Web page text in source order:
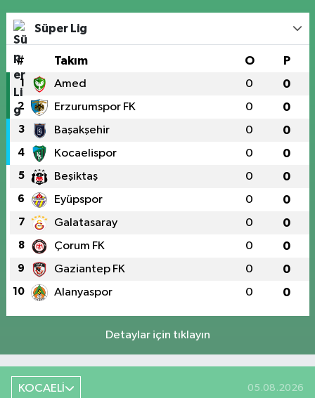
Süper Lig
# Takım O P
1 Amed 0 0
2 Erzurumspor FK 0 0
3 Başakşehir 0 0
4 Kocaelispor 0 0
5 Beşiktaş 0 0
6 Eyüpspor 0 0
7 Galatasaray 0 0
8 Çorum FK 0 0
9 Gaziantep FK 0 0
10 Alanyaspor 0 0
Detaylar için tıklayın
KOCAELİ 05.08.2026